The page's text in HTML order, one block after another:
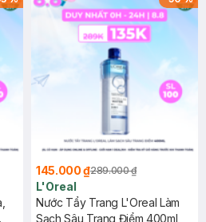
145.000 ₫289.000 ₫
L'Oreal
Nước Tẩy Trang L'Oreal Làm
Sạch Sâu Trang Điểm 400ml